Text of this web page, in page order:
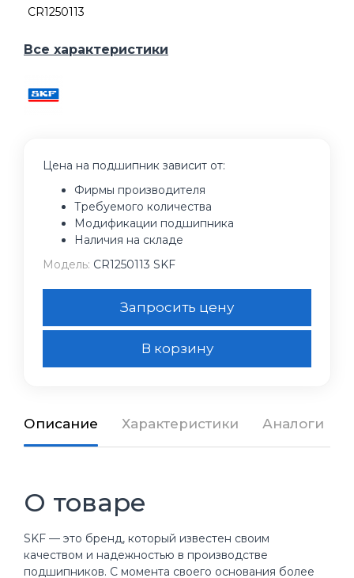
CR1250113
Все характеристики
Цена на подшипник зависит от:
Фирмы производителя
Требуемого количества
Модификации подшипника
Наличия на складе
Модель: CR1250113 SKF
Запросить цену
В корзину
Описание Характеристики Аналоги
О товаре
SKF — это бренд, который известен своим
качеством и надежностью в производстве
подшипников. С момента своего основания более